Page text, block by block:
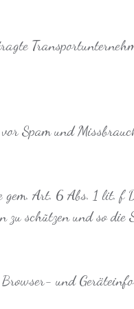
Spam und
Art. 6 Abs. 1 lit. f
schützen und so
und